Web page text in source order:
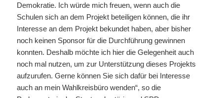
Demokratie. Ich würde mich freuen, wenn auch die
Schulen sich an dem Projekt beteiligen können, die ihr
Interesse an dem Projekt bekundet haben, aber bisher
noch keinen Sponsor für die Durchführung gewinnen
konnten. Deshalb möchte ich hier die Gelegenheit auch
noch mal nutzen, um zur Unterstützung dieses Projekts
aufzurufen. Gerne können Sie sich dafür bei Interesse
auch an mein Wahlkreisbüro wenden“, so die